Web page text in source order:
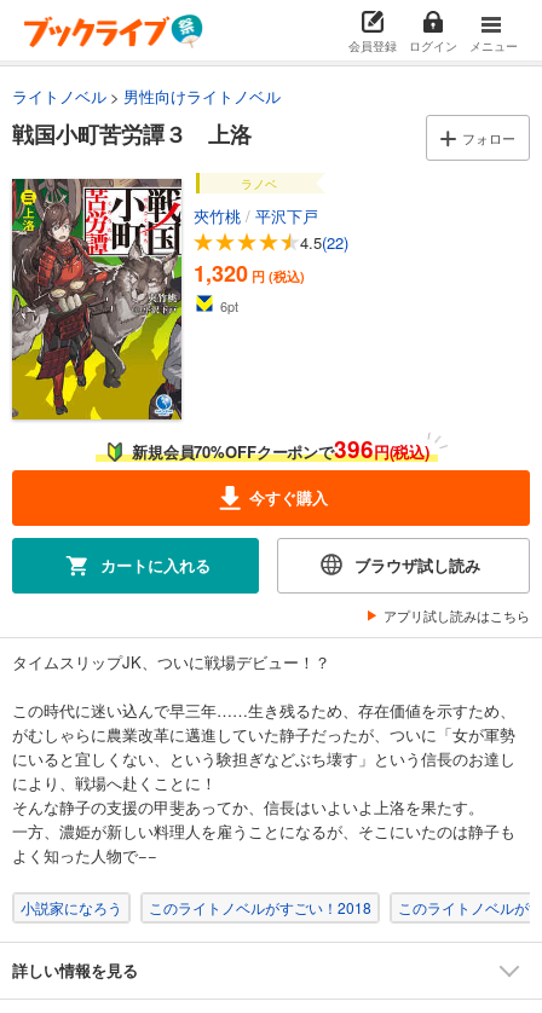
会員登録 ログイン メニュー
ライトノベル 男性向けライトノベル
戦国小町苦労譚３ 上洛 フォロー
ラノベ
夾竹桃 / 平沢下戸
4.5(22)
1,320 円 (税込)
6pt
新規会員70%OFFクーポンで396円(税込)
今すぐ購入
カートに入れる ブラウザ試し読み
アプリ試し読みはこちら
タイムスリップJK、ついに戦場デビュー！？
この時代に迷い込んで早三年……生き残るため、存在価値を示すため、
がむしゃらに農業改革に邁進していた静子だったが、ついに「女が軍勢
にいると宜しくない、という験担ぎなどぶち壊す」という信長のお達し
により、戦場へ赴くことに！
そんな静子の支援の甲斐あってか、信長はいよいよ上洛を果たす。
一方、濃姫が新しい料理人を雇うことになるが、そこにいたのは静子も
よく知った人物で−−
小説家になろう このライトノベルがすごい！2018 このライトノベルが
詳しい情報を見る